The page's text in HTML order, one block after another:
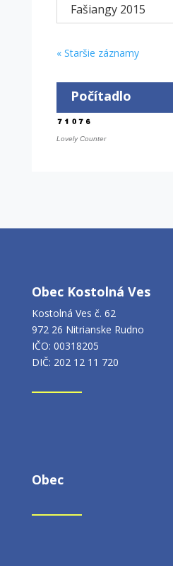
Fašiangy 2015
« Staršie záznamy
Počítadlo
Lovely Counter
Obec Kostolná Ves
Kostolná Ves č. 62
972 26 Nitrianske Rudno
IČO: 00318205
DIČ: 202 12 11 720
Obec